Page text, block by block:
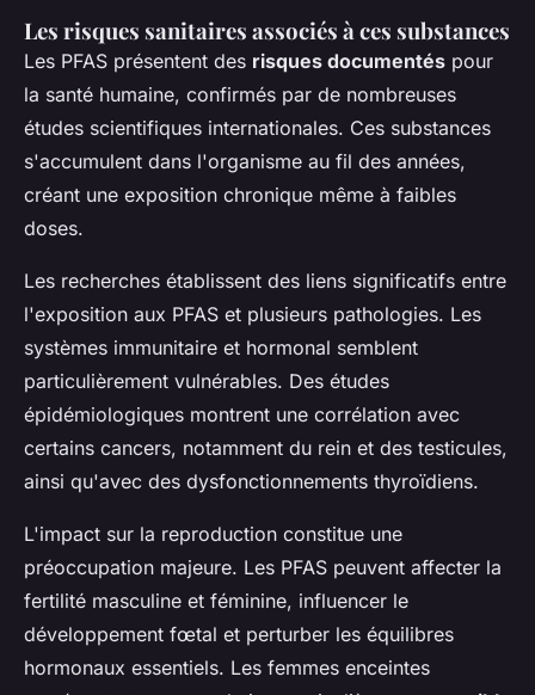
Les risques sanitaires associés à ces substances
Les PFAS présentent des risques documentés pour
la santé humaine, confirmés par de nombreuses
études scientifiques internationales. Ces substances
s'accumulent dans l'organisme au fil des années,
créant une exposition chronique même à faibles
doses.
Les recherches établissent des liens significatifs entre
l'exposition aux PFAS et plusieurs pathologies. Les
systèmes immunitaire et hormonal semblent
particulièrement vulnérables. Des études
épidémiologiques montrent une corrélation avec
certains cancers, notamment du rein et des testicules,
ainsi qu'avec des dysfonctionnements thyroïdiens.
L'impact sur la reproduction constitue une
préoccupation majeure. Les PFAS peuvent affecter la
fertilité masculine et féminine, influencer le
développement fœtal et perturber les équilibres
hormonaux essentiels. Les femmes enceintes